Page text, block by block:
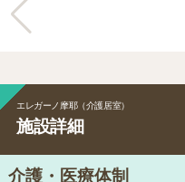
エレガーノ摩耶（介護居室）
施設詳細
介護・医療体制